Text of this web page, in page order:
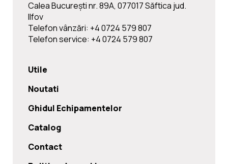
Calea Bucureşti nr. 89A, 077017 Săftica jud.
Ilfov
Telefon vânzări: +4 0724 579 807
Telefon service: +4 0724 579 807
Utile
Noutati
Ghidul Echipamentelor
Catalog
Contact